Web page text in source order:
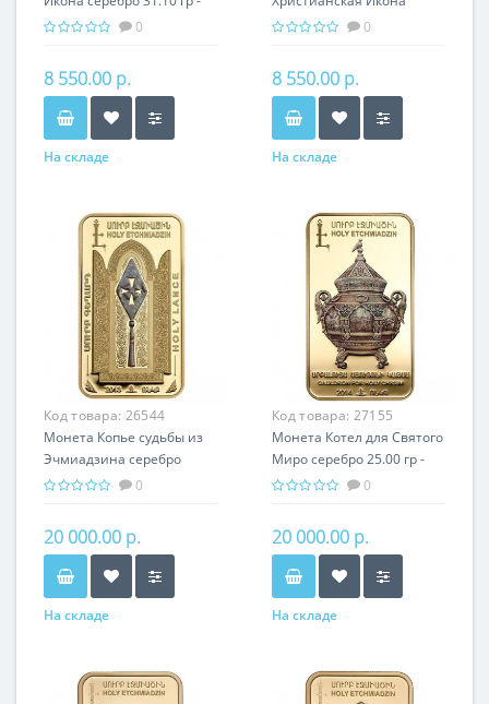
православный подарок
0
8 550.00 р.
На складе
Серебро 31.10 гр -
0
8 550.00 р.
На складе
Код товара: 26544
Монета Копье судьбы из
Эчмиадзина серебро
25.00 гр - православный
0
20 000.00 р.
На складе
Код товара: 27155
Монета Котел для Святого
Миро серебро 25.00 гр -
православный подарок
0
20 000.00 р.
На складе